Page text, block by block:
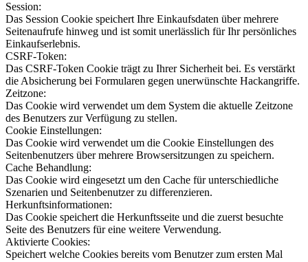
Session:
Das Session Cookie speichert Ihre Einkaufsdaten über mehrere
Seitenaufrufe hinweg und ist somit unerlässlich für Ihr persönliches
Einkaufserlebnis.
CSRF-Token:
Das CSRF-Token Cookie trägt zu Ihrer Sicherheit bei. Es verstärkt
die Absicherung bei Formularen gegen unerwünschte Hackangriffe.
Zeitzone:
Das Cookie wird verwendet um dem System die aktuelle Zeitzone
des Benutzers zur Verfügung zu stellen.
Cookie Einstellungen:
Das Cookie wird verwendet um die Cookie Einstellungen des
Seitenbenutzers über mehrere Browsersitzungen zu speichern.
Cache Behandlung:
Das Cookie wird eingesetzt um den Cache für unterschiedliche
Szenarien und Seitenbenutzer zu differenzieren.
Herkunftsinformationen:
Das Cookie speichert die Herkunftsseite und die zuerst besuchte
Seite des Benutzers für eine weitere Verwendung.
Aktivierte Cookies:
Speichert welche Cookies bereits vom Benutzer zum ersten Mal